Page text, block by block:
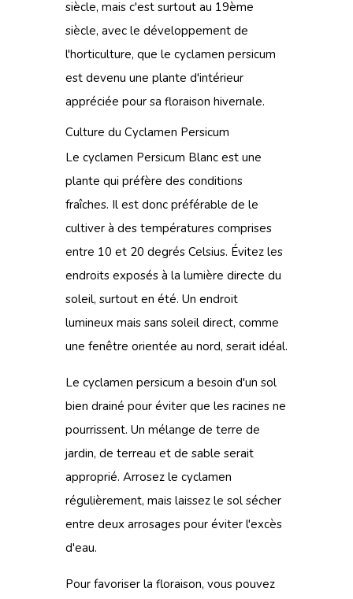
siècle, mais c'est surtout au 19ème
siècle, avec le développement de
l'horticulture, que le cyclamen persicum
est devenu une plante d'intérieur
appréciée pour sa floraison hivernale.
Culture du Cyclamen Persicum
Le cyclamen Persicum Blanc est une
plante qui préfère des conditions
fraîches. Il est donc préférable de le
cultiver à des températures comprises
entre 10 et 20 degrés Celsius. Évitez les
endroits exposés à la lumière directe du
soleil, surtout en été. Un endroit
lumineux mais sans soleil direct, comme
une fenêtre orientée au nord, serait idéal.
Le cyclamen persicum a besoin d'un sol
bien drainé pour éviter que les racines ne
pourrissent. Un mélange de terre de
jardin, de terreau et de sable serait
approprié. Arrosez le cyclamen
régulièrement, mais laissez le sol sécher
entre deux arrosages pour éviter l'excès
d'eau.
Pour favoriser la floraison, vous pouvez